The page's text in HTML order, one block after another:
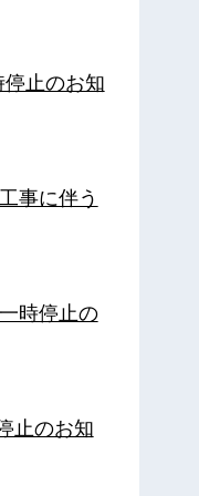
止のお知
事に伴う
時停止の
止のお知